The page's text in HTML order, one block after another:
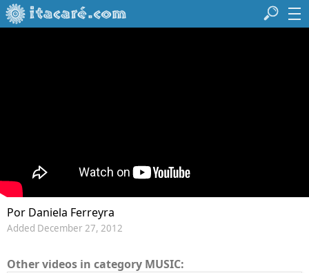
Por Daniela Ferreyra
Added December 27, 2012
Other videos in category MUSIC: